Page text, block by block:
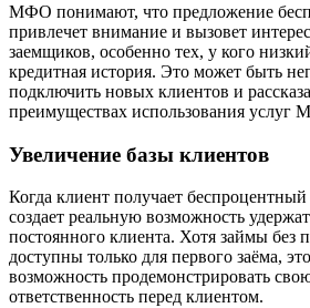
МФО понимают, что предложение
привлечет внимание и вызовет
заемщиков, особенно тех, у кого
кредитная история. Это может быть
подключить новых клиентов и
преимуществах использования услуг
Увеличение базы клиентов
Когда клиент получает
создает реальную возможность
постоянного клиента. Хотя займы без
доступны только для первого заёма,
возможность продемонстрировать
ответственность перед клиентом.